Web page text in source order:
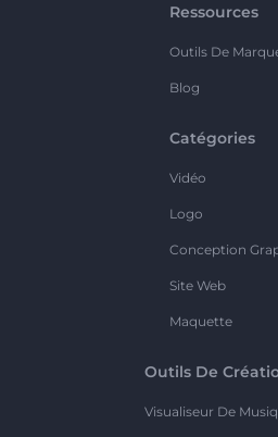
Ressources
Outils De
Blog
Catégories
Vidéo
Logo
Conception
Site Web
Maquette
Outils De
Visualiseur De